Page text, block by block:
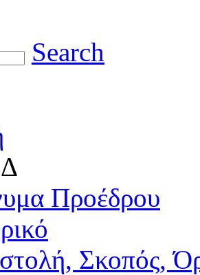
Search
Προέδρου
Σκοπός,